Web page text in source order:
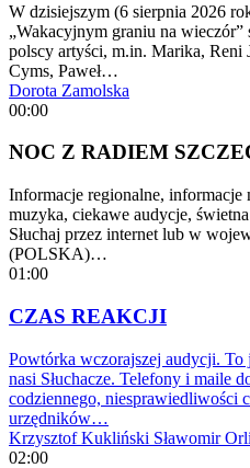
W dzisiejszym (6 sierpnia 2026
„Wakacyjnym graniu na
polscy artyści, m.in. Marika, Reni
Cyms, Paweł…
Dorota Zamolska
00:00
NOC Z RADIEM
Informacje regionalne, informacje
muzyka, ciekawe audycje,
Słuchaj przez internet lub w
(POLSKA)…
01:00
CZAS REAKCJI
Powtórka wczorajszej audycji. To
nasi Słuchacze. Telefony i maile
codziennego, niesprawiedliwości
urzędników…
Krzysztof Kukliński Sławomir
02:00